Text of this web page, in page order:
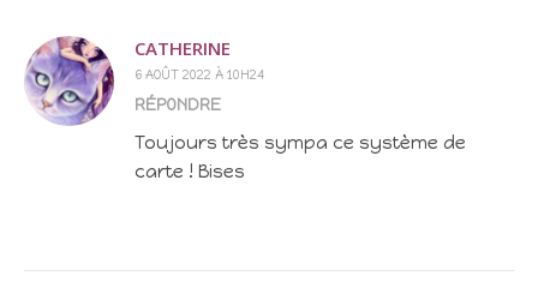
CATHERINE
6 AOÛT 2022 À 10H24
RÉPONDRE
Toujours très sympa ce système de
carte ! Bises